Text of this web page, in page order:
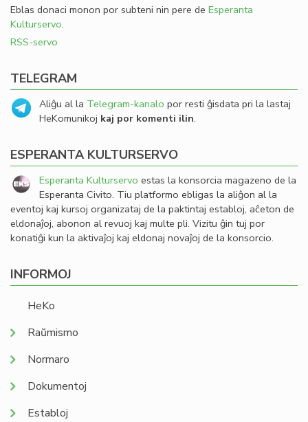
Eblas donaci monon por subteni nin pere de Esperanta
Kulturservo.
RSS-servo
TELEGRAM
Aliĝu al la Telegram-kanalo por resti ĝisdata pri la lastaj
HeKomunikoj kaj por komenti ilin.
ESPERANTA KULTURSERVO
Esperanta Kulturservo estas la konsorcia magazeno de la
Esperanta Civito. Tiu platformo ebligas la aliĝon al la
eventoj kaj kursoj organizataj de la paktintaj establoj, aĉeton de
eldonaĵoj, abonon al revuoj kaj multe pli. Vizitu ĝin tuj por
konatiĝi kun la aktivaĵoj kaj eldonaj novaĵoj de la konsorcio.
INFORMOJ
HeKo
Raŭmismo
Normaro
Dokumentoj
Establoj